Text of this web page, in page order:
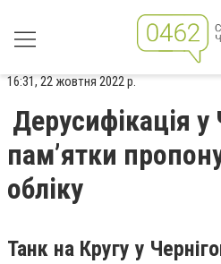
16:31, 22 жовтня 2022 р.
Дерусифікація у
пам’ятки
обліку
Танк на Кругу у